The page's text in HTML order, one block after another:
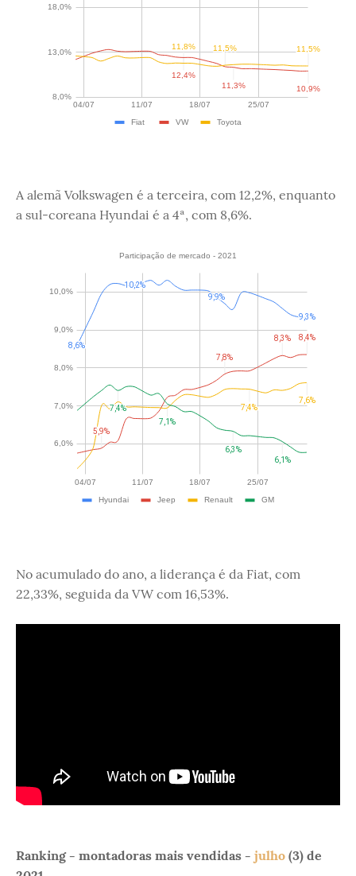
A alemã Volkswagen é a terceira, com 12,2%, enquanto
a sul-coreana Hyundai é a 4ª, com 8,6%.
No acumulado do ano, a liderança é da Fiat, com
22,33%, seguida da VW com 16,53%.
Ranking - montadoras mais vendidas - julho (3) de